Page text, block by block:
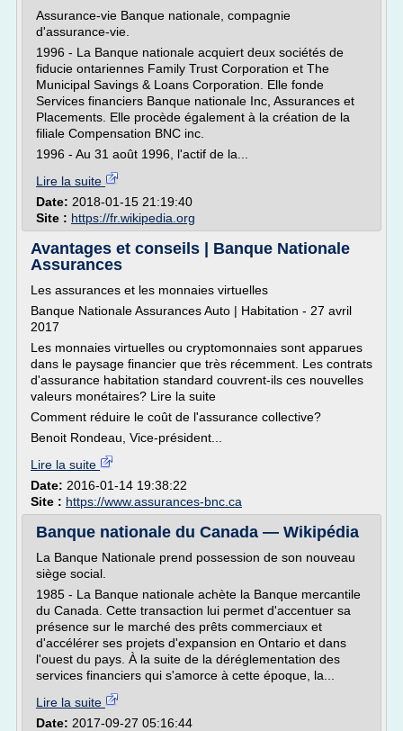
Assurance-vie Banque nationale, compagnie
d'assurance-vie.
1996 - La Banque nationale acquiert deux sociétés de
fiducie ontariennes Family Trust Corporation et The
Municipal Savings & Loans Corporation. Elle fonde
Services financiers Banque nationale Inc, Assurances et
Placements. Elle procède également à la création de la
filiale Compensation BNC inc.
1996 - Au 31 août 1996, l'actif de la...
Lire la suite
Date: 2018-01-15 21:19:40
Site : https://fr.wikipedia.org
Avantages et conseils | Banque Nationale
Assurances
Les assurances et les monnaies virtuelles
Banque Nationale Assurances Auto | Habitation - 27 avril
2017
Les monnaies virtuelles ou cryptomonnaies sont apparues
dans le paysage financier que très récemment. Les contrats
d'assurance habitation standard couvrent-ils ces nouvelles
valeurs monétaires? Lire la suite
Comment réduire le coût de l'assurance collective?
Benoit Rondeau, Vice-président...
Lire la suite
Date: 2016-01-14 19:38:22
Site : https://www.assurances-bnc.ca
Banque nationale du Canada — Wikipédia
La Banque Nationale prend possession de son nouveau
siège social.
1985 - La Banque nationale achète la Banque mercantile
du Canada. Cette transaction lui permet d'accentuer sa
présence sur le marché des prêts commerciaux et
d'accélérer ses projets d'expansion en Ontario et dans
l'ouest du pays. À la suite de la déréglementation des
services financiers qui s'amorce à cette époque, la...
Lire la suite
Date: 2017-09-27 05:16:44